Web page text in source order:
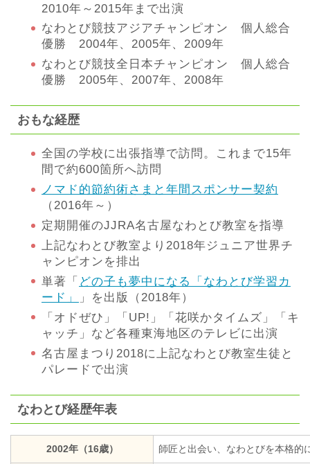
2010年～2015年まで出演
なわとび競技アジアチャンピオン 個人総合
優勝 2004年、2005年、2009年
なわとび競技全日本チャンピオン 個人総合
優勝 2005年、2007年、2008年
おもな経歴
全国の学校に出張指導で訪問。これまで15年
間で約600箇所へ訪問
ノマド的節約術さまと年間スポンサー契約
（2016年～）
定期開催のJJRA名古屋なわとび教室を指導
上記なわとび教室より2018年ジュニア世界チ
ャンピオンを排出
単著「 どの子も夢中になる「なわとび学習カ
ード」
」を出版（2018年）
「オドぜひ」「UP!」「花咲かタイムズ」「キ
ャッチ」など各種東海地区のテレビに出演
名古屋まつり2018に上記なわとび教室生徒と
パレードで出演
なわとび経歴年表
2002年（16歳） 師匠と出会い、なわとびを本格的